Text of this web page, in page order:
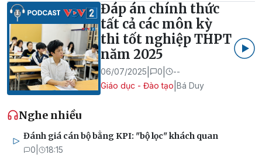
Đáp án chính thức
tất cả các môn kỳ
thi tốt nghiệp THPT
năm 2025
06/07/2025 0
--
Giáo dục - Đào tạo Bá Duy
Nghe nhiều
Đánh giá cán bộ bằng KPI: "bộ lọc" khách quan
0 18:15